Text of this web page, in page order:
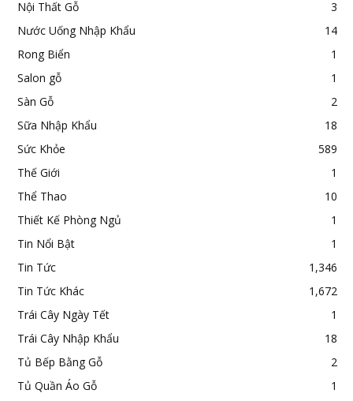
Nội Thất Gỗ
3
Nước Uống Nhập Khẩu
14
Rong Biển
1
Salon gỗ
1
Sàn Gỗ
2
Sữa Nhập Khẩu
18
Sức Khỏe
589
Thế Giới
1
Thể Thao
10
Thiết Kế Phòng Ngủ
1
Tin Nổi Bật
1
Tin Tức
1,346
Tin Tức Khác
1,672
Trái Cây Ngày Tết
1
Trái Cây Nhập Khẩu
18
Tủ Bếp Bằng Gỗ
2
Tủ Quần Áo Gỗ
1